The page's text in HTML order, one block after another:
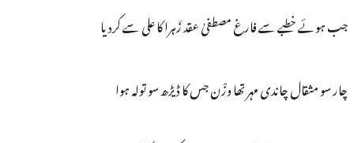
جب ہوئے خطبے سے فارغ مصطفیٰ عقد زَہرا کا علی سے کردیا
چار سو مثقال چاندی مہر تھا وزْن جس کا ڈیڑھ سو تولہ ہوا